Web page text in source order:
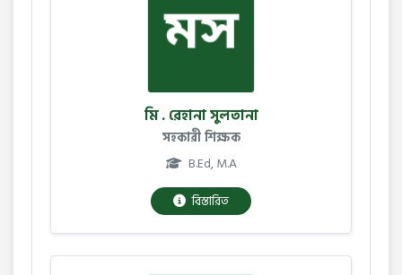
মি . রেহানা সুলতানা
সহকারী শিক্ষক
B.Ed, M.A
বিস্তারিত